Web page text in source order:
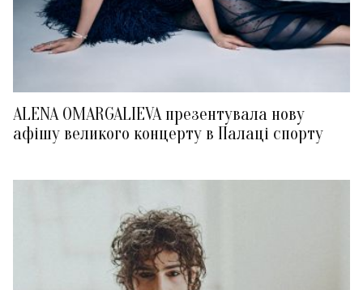
ALENA OMARGALIEVA презентувала нову
афішу великого концерту в Палаці спорту